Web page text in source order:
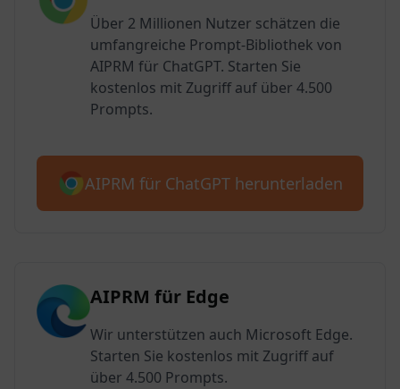
Über 2 Millionen Nutzer schätzen die
umfangreiche Prompt-Bibliothek von
AIPRM für ChatGPT. Starten Sie
kostenlos mit Zugriff auf über 4.500
Prompts.
AIPRM für ChatGPT herunterladen
AIPRM für Edge
Wir unterstützen auch Microsoft Edge.
Starten Sie kostenlos mit Zugriff auf
über 4.500 Prompts.